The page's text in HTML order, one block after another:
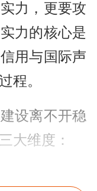
力，更要攻
力的核心是
用与国际声
程。
设离不开稳
大维度：
键在于通过